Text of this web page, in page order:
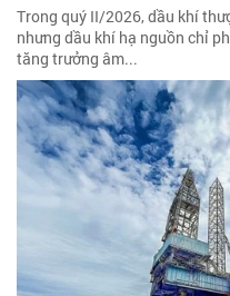
Trong quý II/2026, dầu khí
nhưng dầu khí hạ nguồn chỉ
tăng trưởng âm...